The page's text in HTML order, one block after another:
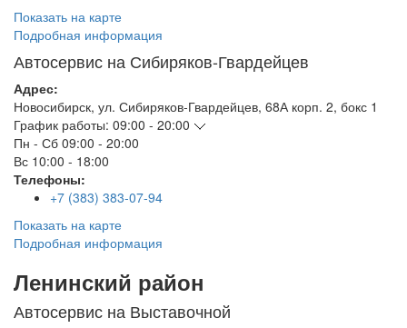
Показать на карте
Подробная информация
Автосервис на Сибиряков-Гвардейцев
Адрес:
Новосибирск, ул. Сибиряков-Гвардейцев, 68А корп. 2, бокс 1
График работы: 09:00 - 20:00
Пн - Сб 09:00 - 20:00
Вс 10:00 - 18:00
Телефоны:
+7 (383) 383-07-94
Показать на карте
Подробная информация
Ленинский район
Автосервис на Выставочной